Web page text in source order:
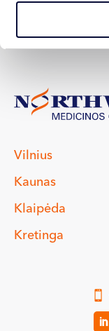
Vilnius
Kaunas
Klaipėda
Kretinga